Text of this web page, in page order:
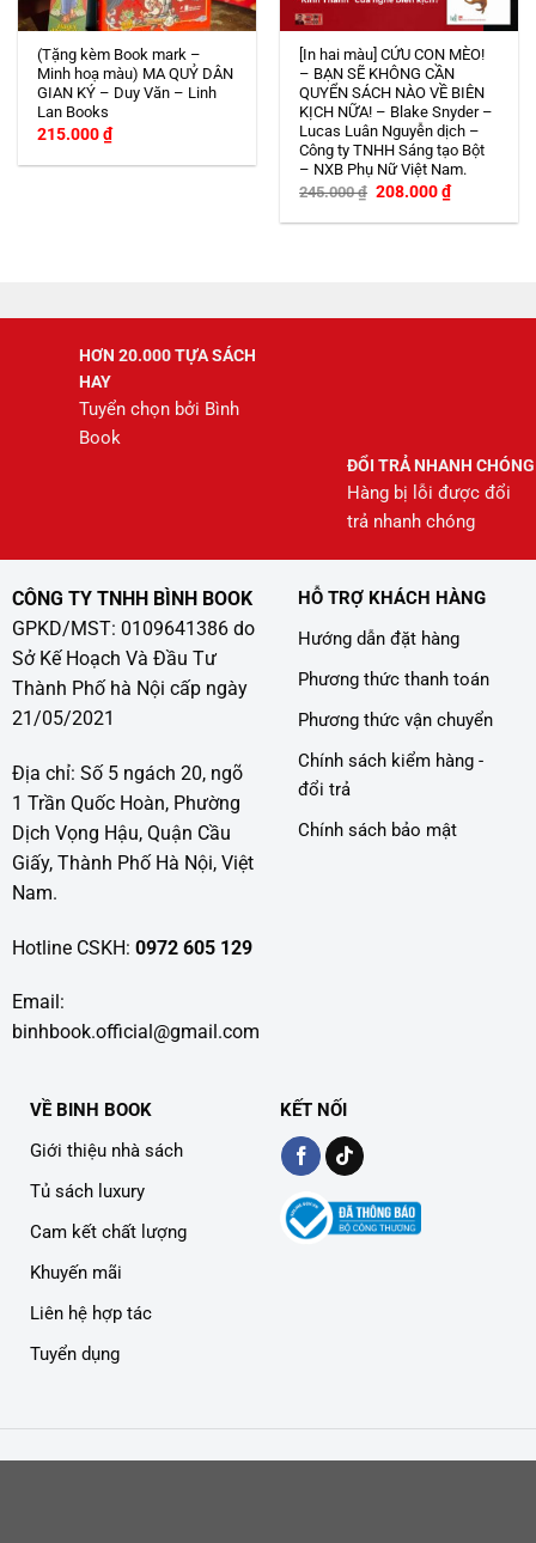
(Tặng kèm Book mark –
Minh hoạ màu) MA QUỶ DÂN
GIAN KÝ – Duy Văn – Linh
Lan Books
215.000₫
[In hai màu] CỨU CON MÈO!
– BẠN SẼ KHÔNG CẦN
QUYỂN SÁCH NÀO VỀ BIÊN
KỊCH NỮA! – Blake Snyder –
Lucas Luân Nguyễn dịch –
Công ty TNHH Sáng tạo Bột
– NXB Phụ Nữ Việt Nam.
245.000₫ Giá
là:
208.000₫Giá
hiện
tại
HƠN 20.000 TỰA SÁCH
HAY
Tuyển chọn bởi Bình
Book
ĐỔI TRẢ NHANH CHÓNG
Hàng bị lỗi được đổi
trả nhanh chóng
CÔNG TY TNHH BÌNH BOOK
GPKD/MST: 0109641386 do
Sở Kế Hoạch Và Đầu Tư
Thành Phố hà Nội cấp ngày
21/05/2021
Địa chỉ: Số 5 ngách 20, ngõ
1 Trần Quốc Hoàn, Phường
Dịch Vọng Hậu, Quận Cầu
Giấy, Thành Phố Hà Nội, Việt
Nam.
Hotline CSKH: 0972 605 129
Email:
binhbook.official@gmail.com
HỖ TRỢ KHÁCH HÀNG
Hướng dẫn đặt hàng
Phương thức thanh toán
Phương thức vận chuyển
Chính sách kiểm hàng -
đổi trả
Chính sách bảo mật
VỀ BINH BOOK
Giới thiệu nhà sách
Tủ sách luxury
Cam kết chất lượng
Khuyến mãi
Liên hệ hợp tác
Tuyển dụng
KẾT NỐI